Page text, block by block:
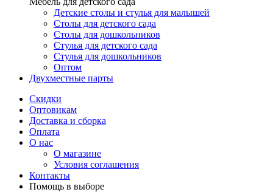
Детские столы и стулья для малышей
Столы для детского сада
Столы для дошкольников
Стулья для детского сада
Стулья для дошкольников
Оптом
Двухместные парты
Скидки
Оптовикам
Доставка и сборка
Оплата
О нас
О магазине
Условия соглашения
Контакты
Помощь в выборе